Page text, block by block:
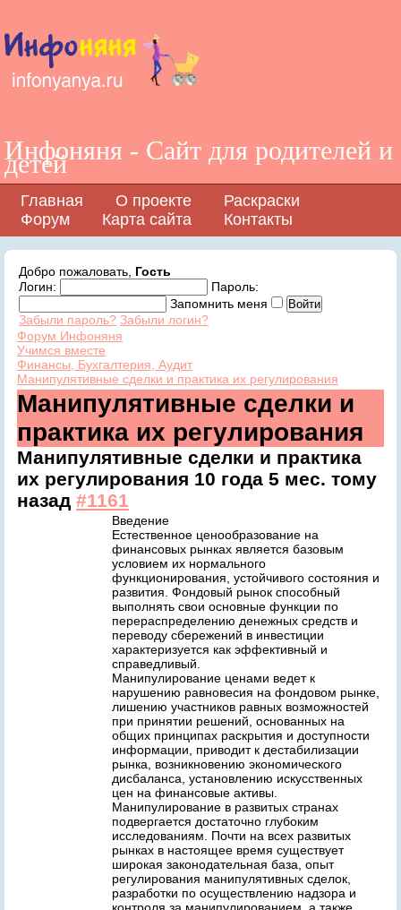
Инфоняня - Сайт для родителей и
детей
Главная О проекте
Раскраски
Форум
Карта сайта Контакты
Добро пожаловать, Гость
Логин:
Пароль:
Запомнить меня
Забыли пароль? Забыли логин?
Форум Инфоняня
Учимся вместе
Финансы, Бухгалтерия, Аудит
Манипулятивные сделки и практика их регулирования
Манипулятивные сделки и
практика их регулирования
Манипулятивные сделки и практика
их регулирования 10 года 5 мес. тому
назад #1161
Введение
Естественное ценообразование на
финансовых рынках является базовым
условием их нормального
функционирования, устойчивого состояния и
развития. Фондовый рынок способный
выполнять свои основные функции по
перераспределению денежных средств и
переводу сбережений в инвестиции
характеризуется как эффективный и
справедливый.
Манипулирование ценами ведет к
нарушению равновесия на фондовом рынке,
лишению участников равных возможностей
при принятии решений, основанных на
общих принципах раскрытия и доступности
информации, приводит к дестабилизации
рынка, возникновению экономического
дисбаланса, установлению искусственных
цен на финансовые активы.
Манипулирование в развитых странах
подвергается достаточно глубоким
исследованиям. Почти на всех развитых
рынках в настоящее время существует
широкая законодательная база, опыт
регулирования манипулятивных сделок,
разработки по осуществлению надзора и